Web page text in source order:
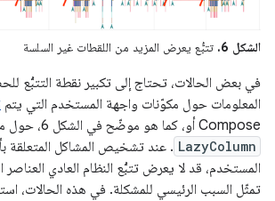
الشكل 6. تتبُّع يعرض المزيد من اللقطات غير السلسة
في بعض الحالات، تحتاج إلى تكبير نقطة التتبُّع
المعلومات حول مكوّنات واجهة المستخدم التي يتم
Compose أو، كما هو موضّح في الشكل 6، حول ما يفعله
LazyColumn . عند تشخيص المشاكل المتعلقة
المستخدم، قد لا يعرض تتبُّع النظام العادي العناصر
تمثّل السبب الرئيسي للمشكلة. في هذه الحالات،